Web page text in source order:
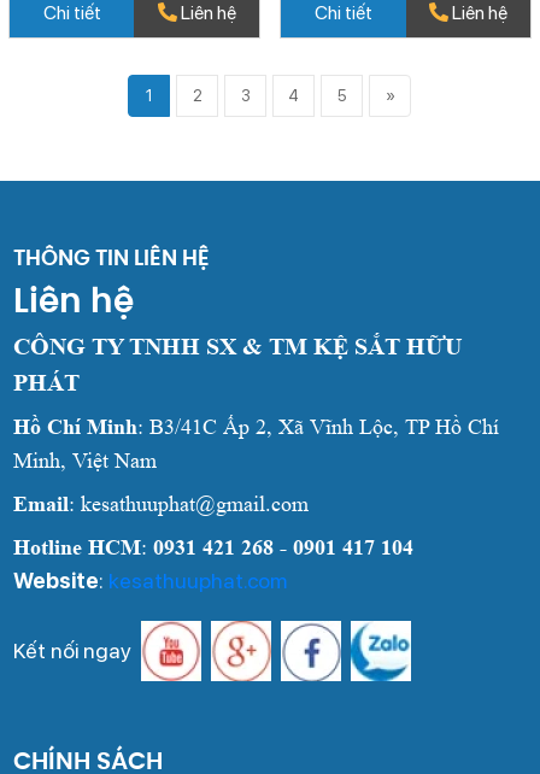
Chi tiết Liên hệ Chi tiết Liên hệ
1 2 3 4 5 »
THÔNG TIN LIÊN HỆ
Liên hệ
CÔNG TY TNHH SX & TM KỆ SẮT HỮU
PHÁT
Hồ Chí Minh: B3/41C Ấp 2, Xã Vĩnh Lộc, TP Hồ Chí
Minh, Việt Nam
Email: kesathuuphat@gmail.com
Hotline HCM:0931 421 268 - 0901 417 104
Website: kesathuuphat.com
Kết nối ngay
CHÍNH SÁCH